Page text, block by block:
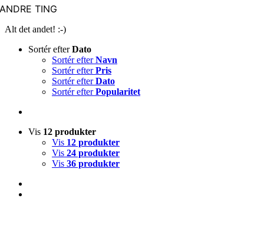
ANDRE TING
Alt det andet! :-)
Sortér efterDato
Sortér efterNavn
Sortér efterPris
Sortér efterDato
Sortér efterPopularitet
Vis 12 produkter
Vis 12 produkter
Vis 24 produkter
Vis 36 produkter